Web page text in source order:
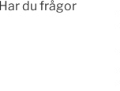
du frågor